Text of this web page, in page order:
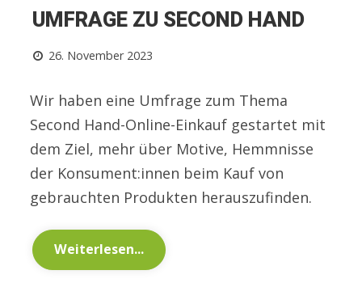
UMFRAGE ZU SECOND HAND
26. November 2023
Wir haben eine Umfrage zum Thema
Second Hand-Online-Einkauf gestartet mit
dem Ziel, mehr über Motive, Hemmnisse
der Konsument:innen beim Kauf von
gebrauchten Produkten herauszufinden.
Weiterlesen...